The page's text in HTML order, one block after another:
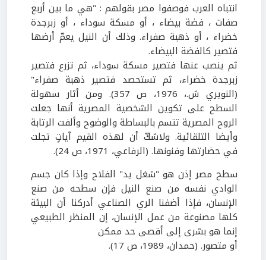
انتباه العرب فوصفوا مصر بقولهم : "هي ما بين أربع
صفات ، فضة بيضاء ، أو مسكة سوداء ، أو زبرجدة
خضراء ، أو ذهبة صفراء. وذلك أن النيل يعمّ أرضها
فتصير كالفضة البيضاء.
ثم ينصب عنها فتصير مسكة سوداء، ثم تزرع فتصير
زبرجدة خضراء، ثم تستحصد فتصير ذهبة صفراء"
(النويري ش.، 1976، ص 357). ومن أثار سهولة
السطح على تكوين الشخصية المصرية أنها جعلت
الروح المصرية تتسم بالبساطة والوضوح وألفت الرتابة
وأيضا التلقائية. ولاشكّ أن لهذه القيم آياتٍ تجلت
في حضارتها وفنونها. (الرفاعي، 1971، ص 24).
سطح مصر إذن هو "شغل يد" الفلاح وإذا كان جسم
الوادي نفسه من صنع النيل فإن سطحه من صنع
الإنسان، فإذا أضفنا الري الصناعي أدركنا أن البيئة
كلها مصنوعة من عمل الإنسان، إن المنظر الطبيعي
إنما هو بشرى إلى أقصى حد ممكن
أو متصور. (حمدان، 1989، ص 17).